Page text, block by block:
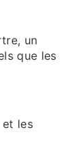
un
que les
et les